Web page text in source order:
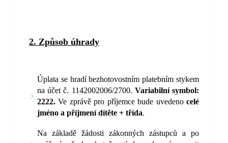
2. Způsob úhrady
Úplata se hradí bezhotovostním platebním stykem
na účet č. 1142002006/2700. Variabilní symbol:
2222.Ve zprávě pro příjemce bude uvedeno celé
jméno a příjmení dítěte + třída.
Na základě žádosti zákonných zástupců a po